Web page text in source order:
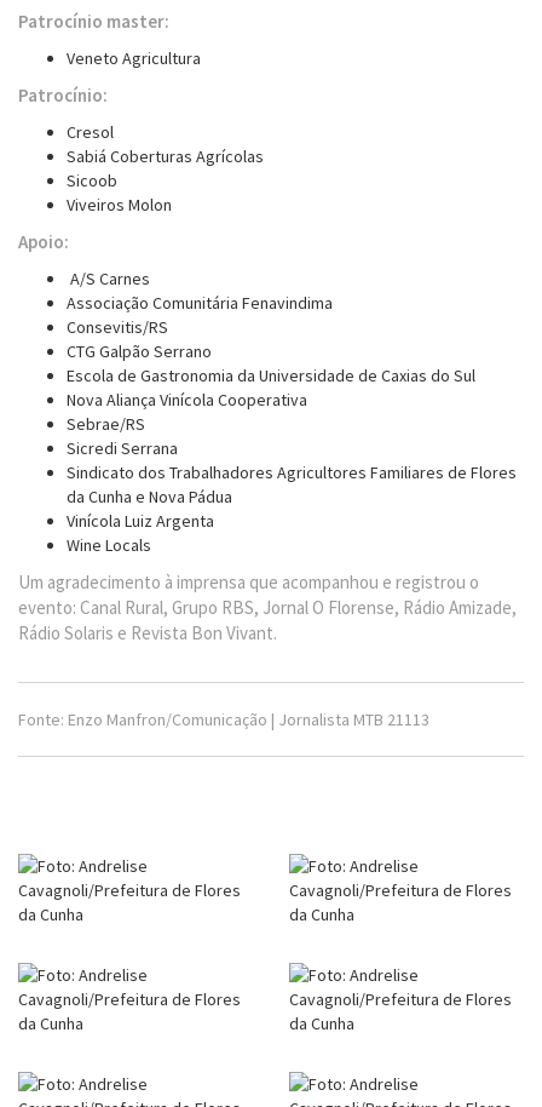
Patrocínio master:
Veneto Agricultura
Patrocínio:
Cresol
Sabiá Coberturas Agrícolas
Sicoob
Viveiros Molon
Apoio:
A/S Carnes
Associação Comunitária Fenavindima
Consevitis/RS
CTG Galpão Serrano
Escola de Gastronomia da Universidade de Caxias do Sul
Nova Aliança Vinícola Cooperativa
Sebrae/RS
Sicredi Serrana
Sindicato dos Trabalhadores Agricultores Familiares de Flores
da Cunha e Nova Pádua
Vinícola Luiz Argenta
Wine Locals
Um agradecimento à imprensa que acompanhou e registrou o
evento: Canal Rural, Grupo RBS, Jornal O Florense, Rádio Amizade,
Rádio Solaris e Revista Bon Vivant.
Fonte: Enzo Manfron/Comunicação | Jornalista MTB 21113